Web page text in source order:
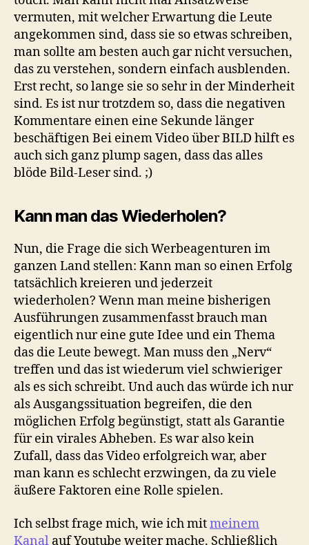
vermuten, mit welcher Erwartung die Leute
angekommen sind, dass sie so etwas schreiben,
man sollte am besten auch gar nicht versuchen,
das zu verstehen, sondern einfach ausblenden.
Erst recht, so lange sie so sehr in der Minderheit
sind. Es ist nur trotzdem so, dass die negativen
Kommentare einen eine Sekunde länger
beschäftigen Bei einem Video über BILD hilft es
auch sich ganz plump sagen, dass das alles
blöde Bild-Leser sind. ;)
Kann man das Wiederholen?
Nun, die Frage die sich Werbeagenturen im
ganzen Land stellen: Kann man so einen Erfolg
tatsächlich kreieren und jederzeit
wiederholen? Wenn man meine bisherigen
Ausführungen zusammenfasst brauch man
eigentlich nur eine gute Idee und ein Thema
das die Leute bewegt. Man muss den „Nerv“
treffen und das ist wiederum viel schwieriger
als es sich schreibt. Und auch das würde ich nur
als Ausgangssituation begreifen, die den
möglichen Erfolg begünstigt, statt als Garantie
für ein virales Abheben. Es war also kein
Zufall, dass das Video erfolgreich war, aber
man kann es schlecht erzwingen, da zu viele
äußere Faktoren eine Rolle spielen.
Ich selbst frage mich, wie ich mitmeinem
Kanal auf Youtube weiter mache. Schließlich